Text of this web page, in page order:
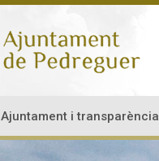
Ajuntament i transparència